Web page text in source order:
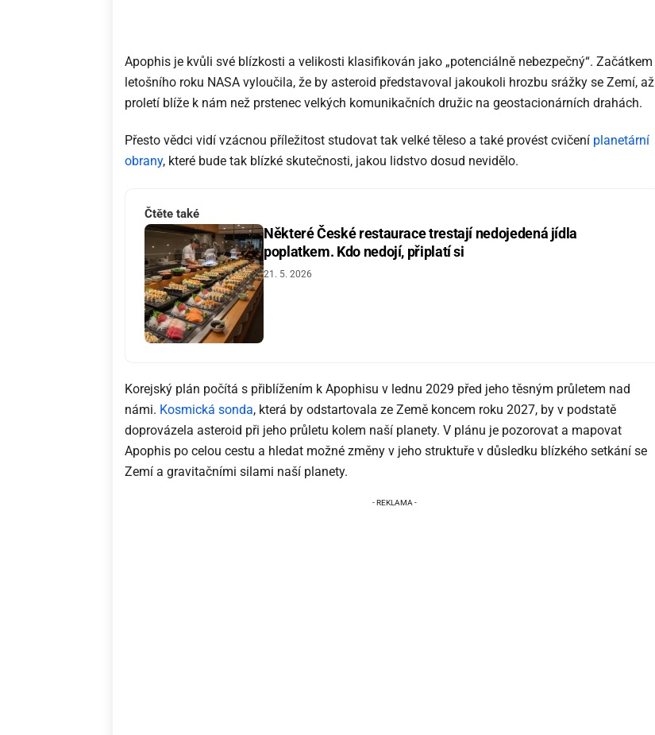
Apophis je kvůli své blízkosti a velikosti klasifikován jako „potenciálně nebezpečný“. Začátkem
letošního roku NASA vyloučila, že by asteroid představoval jakoukoli hrozbu srážky se Zemí, až
proletí blíže k nám než prstenec velkých komunikačních družic na geostacionárních drahách.
Přesto vědci vidí vzácnou příležitost studovat tak velké těleso a také provést cvičení planetární
obrany, které bude tak blízké skutečnosti, jakou lidstvo dosud nevidělo.
Čtěte také
Některé České restaurace trestají nedojedená jídla
poplatkem. Kdo nedojí, připlatí si
21. 5. 2026
Korejský plán počítá s přiblížením k Apophisu v lednu 2029 před jeho těsným průletem nad
námi. Kosmická sonda, která by odstartovala ze Země koncem roku 2027, by v podstatě
doprovázela asteroid při jeho průletu kolem naší planety. V plánu je pozorovat a mapovat
Apophis po celou cestu a hledat možné změny v jeho struktuře v důsledku blízkého setkání se
Zemí a gravitačními silami naší planety.